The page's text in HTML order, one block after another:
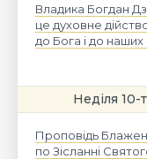
Владика Богдан
це духовне
до Бога і до наших
Неділя 10-
Проповідь
по Зісланні